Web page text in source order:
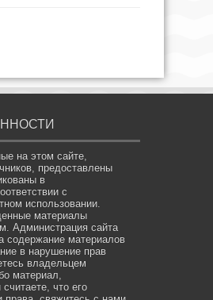
на этом сайте,
предоставлены
в
с
использовании.
материалы
Администрация сайта
содержание материалов
в нарушение прав
владельцем
материал,
что его